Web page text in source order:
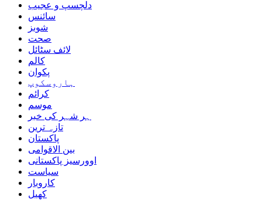
دلچسپ و عجیب
سائنس
شوبز
صحت
لائف سٹائل
کالم
پکوان
ہاروسکوپ
کرائم
موسم
ہر شہر کی خبر
تازہ ترین
پاکستان
بین الاقوامی
اوورسیز پاکستانی
سیاست
کاروبار
کھیل